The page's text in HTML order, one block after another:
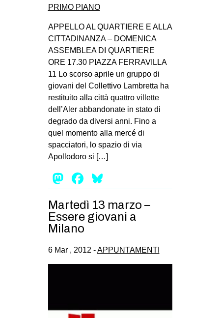
AFRICA
AMERICHE
ESTREMO ORIENTE
EUROPA
MEDIO ORIENTE
EVENTI
in
ms
PRIMO PIANO
APPELLO AL QUARTIERE E ALLA
CITTADINANZA – DOMENICA
ASSEMBLEA DI QUARTIERE
ORE 17.30 PIAZZA FERRAVILLA
11 Lo scorso aprile un gruppo di
giovani del Collettivo Lambretta ha
restituito alla città quattro villette
dell’Aler abbandonate in stato di
degrado da diversi anni. Fino a
quel momento alla mercé di
spacciatori, lo spazio di via
Apollodoro si […]
Mastodon
Facebook
Martedì 13 marzo –
Essere giovani a
Milano
6 Mar , 2012 -APPUNTAMENTI